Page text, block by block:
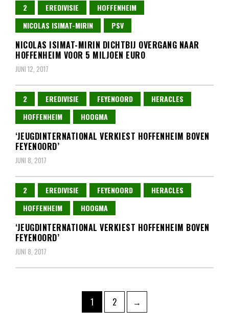
2 EREDIVISIE
HOFFENHEIM
NICOLAS ISIMAT-MIRIN
PSV
NICOLAS ISIMAT-MIRIN DICHTBIJ OVERGANG NAAR
HOFFENHEIM VOOR 5 MILJOEN EURO
JUNI 12, 2017
2 EREDIVISIE FEYENOORD
HERACLES
HOFFENHEIM
HOOGMA
‘JEUGDINTERNATIONAL VERKIEST HOFFENHEIM BOVEN
FEYENOORD’
JUNI 8, 2017
2 EREDIVISIE FEYENOORD
HERACLES
HOFFENHEIM
HOOGMA
‘JEUGDINTERNATIONAL VERKIEST HOFFENHEIM BOVEN
FEYENOORD’
JUNI 8, 2017
Pagina
1 Pagina
2 →